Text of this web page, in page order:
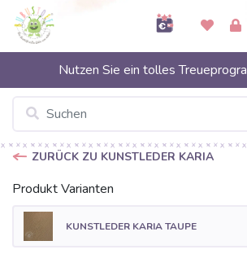
Nutzen Sie ein tolles
ZURÜCK ZU KUNSTLEDER KARIA
Produkt Varianten
KUNSTLEDER KARIA TAUPE